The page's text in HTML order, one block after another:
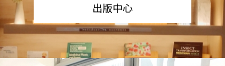
出版中心